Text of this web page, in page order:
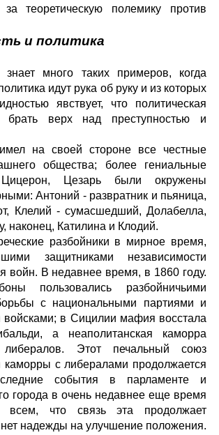
теоретическую полемику против
и политика
много таких примеров, когда
идут рука об руку и из которых
явствует, что политическая
брать верх над преступностью и
на своей стороне все честные
общества; более гениальные
Цезарь были окружены
Антоний - развратник и пьяница,
Клелий - сумасшедший, Долабелла,
наконец, Катилина и Клодий.
разбойники в мирное время,
защитниками независимости
войн. В недавнее время, в 1860 году.
пользовались разбойничьими
с национальными партиями и
в Сицилии мафия восстала
а неаполитанская каморра
либералов. Этот печальный союз
каморры с либералами продолжается
события в парламенте и
города в очень недавнее еще время
всем, что связь эта продолжает
надежды на улучшение положения.